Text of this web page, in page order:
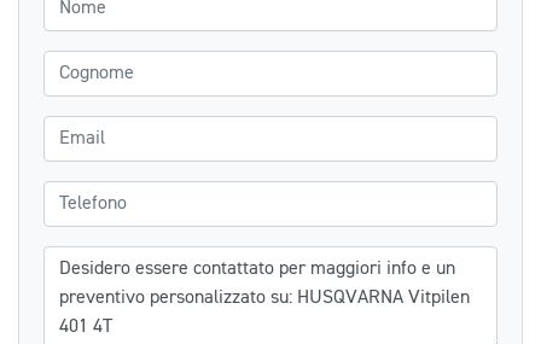
Cognome
Email
Telefono
Messaggio